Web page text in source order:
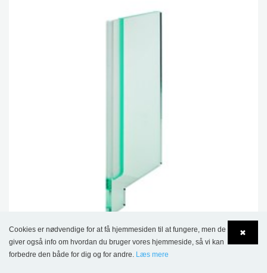
In-between Smal skillestøtte
✖
Cookies er nødvendige for at få hjemmesiden til at fungere, men de
giver også info om hvordan du bruger vores hjemmeside, så vi kan
forbedre den både for dig og for andre. Læs mere